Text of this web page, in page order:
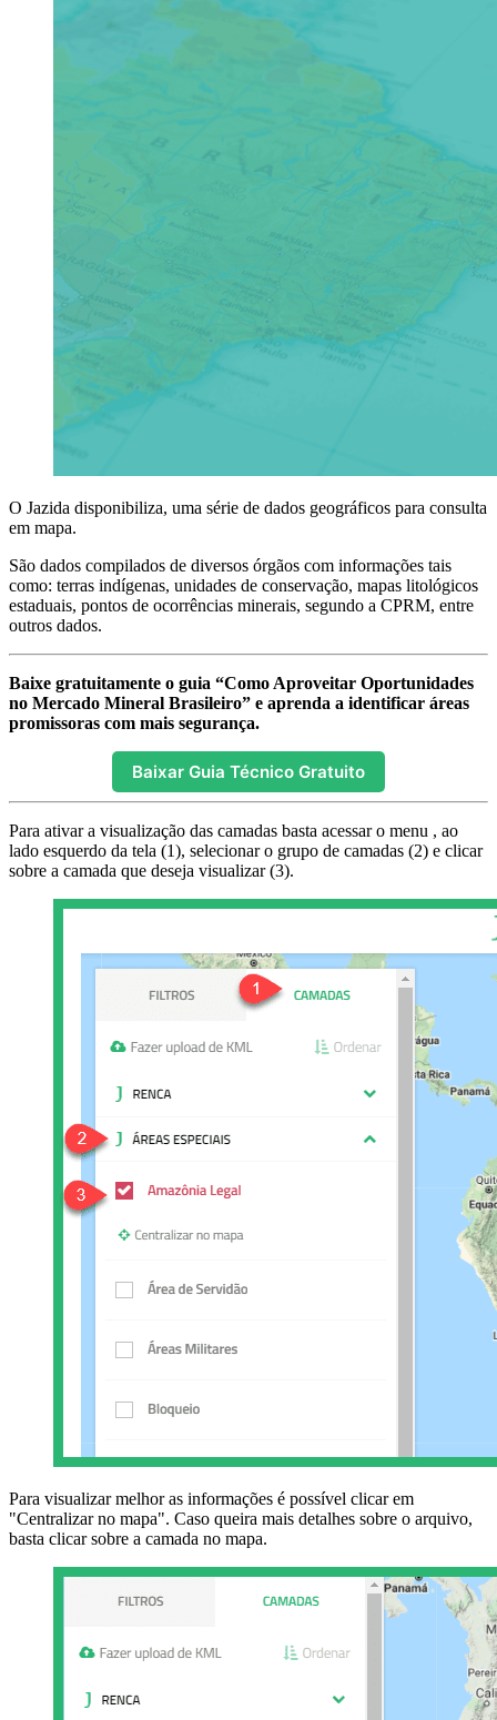
O Jazida disponibiliza, uma série de dados geográficos para consulta
em mapa.
São dados compilados de diversos órgãos com informações tais
como: terras indígenas, unidades de conservação, mapas litológicos
estaduais, pontos de ocorrências minerais, segundo a CPRM, entre
outros dados.
Baixe gratuitamente o guia “Como Aproveitar Oportunidades
no Mercado Mineral Brasileiro” e aprenda a identificar áreas
promissoras com mais segurança.
Baixar Guia Técnico Gratuito
Para ativar a visualização das camadas basta acessar o menu , ao
lado esquerdo da tela (1), selecionar o grupo de camadas (2) e clicar
sobre a camada que deseja visualizar (3).
Para visualizar melhor as informações é possível clicar em
"Centralizar no mapa". Caso queira mais detalhes sobre o arquivo,
basta clicar sobre a camada no mapa.